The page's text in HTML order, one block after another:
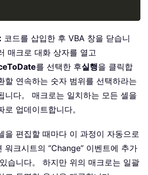
코드를 삽입한 후 VBA 창을 닫습니
매크로 대화 상자를 열고
를 선택한 후실행을 클릭합
할 연속하는 숫자 범위를 선택하라는
니다。 매크로는 일치하는 모든 셀을
업데이트합니다。
을 편집할 때마다 이 과정이 자동으로
워크시트의 “Change” 이벤트에 추가
습니다。 하지만 위의 매크로는 일괄